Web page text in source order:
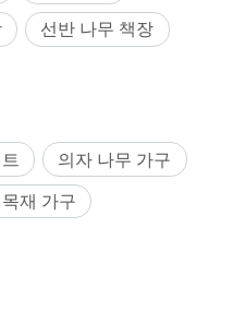
선반 나무 책장
의자 나무 가구
재 가구